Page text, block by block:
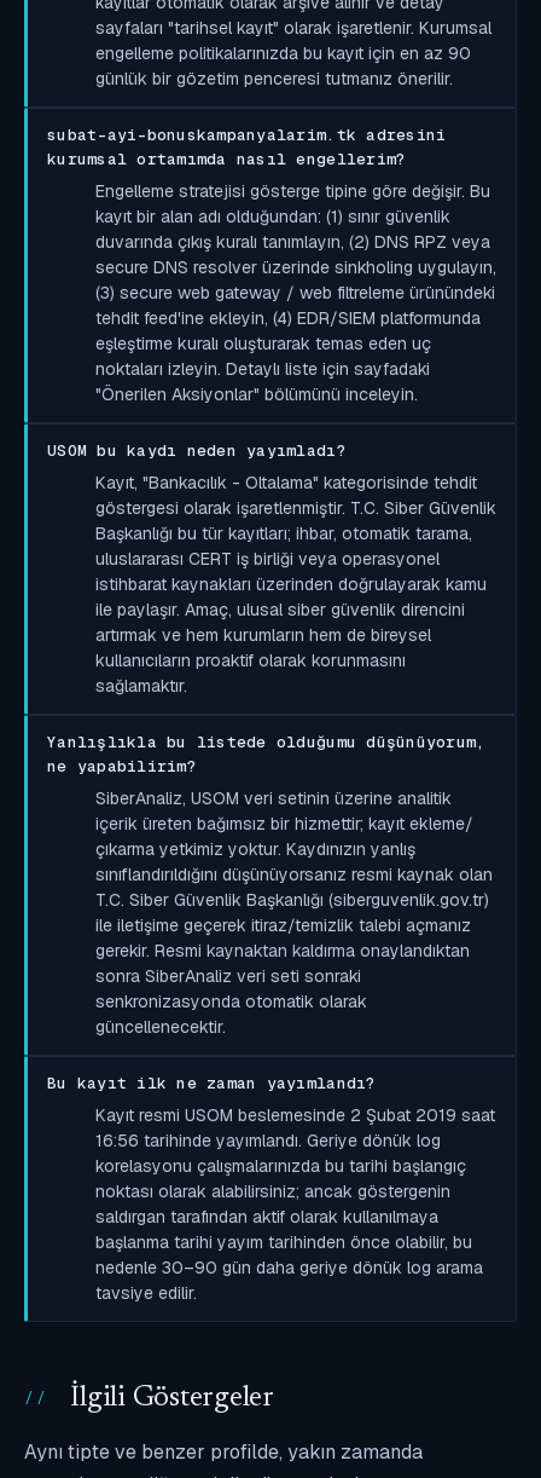
sayfaları "tarihsel kayıt" olarak işaretlenir. Kurumsal
engelleme politikalarınızda bu kayıt için en az 90
günlük bir gözetim penceresi tutmanız önerilir.
subat-ayi-bonuskampanyalarim.tk adresini
kurumsal ortamımda nasıl engellerim?
Engelleme stratejisi gösterge tipine göre değişir. Bu
kayıt bir alan adı olduğundan: (1) sınır güvenlik
duvarında çıkış kuralı tanımlayın, (2) DNS RPZ veya
secure DNS resolver üzerinde sinkholing uygulayın,
(3) secure web gateway / web filtreleme ürünündeki
tehdit feed'ine ekleyin, (4) EDR/SIEM platformunda
eşleştirme kuralı oluşturarak temas eden uç
noktaları izleyin. Detaylı liste için sayfadaki
"Önerilen Aksiyonlar" bölümünü inceleyin.
USOM bu kaydı neden yayımladı?
Kayıt, "Bankacılık - Oltalama" kategorisinde tehdit
göstergesi olarak işaretlenmiştir. T.C. Siber Güvenlik
Başkanlığı bu tür kayıtları; ihbar, otomatik tarama,
uluslararası CERT iş birliği veya operasyonel
istihbarat kaynakları üzerinden doğrulayarak kamu
ile paylaşır. Amaç, ulusal siber güvenlik direncini
artırmak ve hem kurumların hem de bireysel
kullanıcıların proaktif olarak korunmasını
sağlamaktır.
Yanlışlıkla bu listede olduğumu düşünüyorum,
ne yapabilirim?
SiberAnaliz, USOM veri setinin üzerine analitik
içerik üreten bağımsız bir hizmettir; kayıt ekleme/
çıkarma yetkimiz yoktur. Kaydınızın yanlış
sınıflandırıldığını düşünüyorsanız resmi kaynak olan
T.C. Siber Güvenlik Başkanlığı (siberguvenlik.gov.tr)
ile iletişime geçerek itiraz/temizlik talebi açmanız
gerekir. Resmi kaynaktan kaldırma onaylandıktan
sonra SiberAnaliz veri seti sonraki
senkronizasyonda otomatik olarak
güncellenecektir.
Bu kayıt ilk ne zaman yayımlandı?
Kayıt resmi USOM beslemesinde 2 Şubat 2019 saat
16:56 tarihinde yayımlandı. Geriye dönük log
korelasyonu çalışmalarınızda bu tarihi başlangıç
noktası olarak alabilirsiniz; ancak göstergenin
saldırgan tarafından aktif olarak kullanılmaya
başlanma tarihi yayım tarihinden önce olabilir, bu
nedenle 30–90 gün daha geriye dönük log arama
tavsiye edilir.
İlgili Göstergeler
Aynı tipte ve benzer profilde, yakın zamanda